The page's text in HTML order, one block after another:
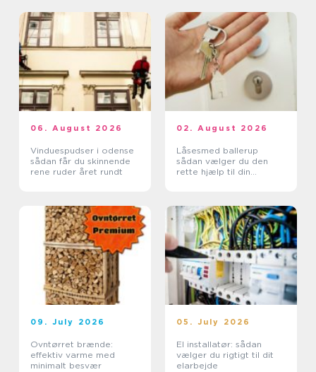
06. August 2026
Vinduespudser i odense
sådan får du skinnende
rene ruder året rundt
02. August 2026
Låsesmed ballerup
sådan vælger du den
rette hjælp til din
09. July 2026
Ovntørret brænde:
effektiv varme med
minimalt besvær
05. July 2026
El installatør: sådan
vælger du rigtigt til dit
elarbejde